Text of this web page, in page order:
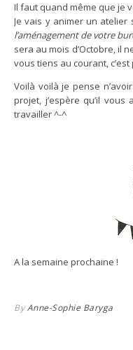
Il faut quand même que je
Je vais y animer un atelier
l’aménagement de votre
sera au mois d’Octobre, il
vous tiens au courant, c’est
Voilà voilà je pense
projet, j’espère qu’il
travailler ^-^
A la semaine prochaine !
ByAnne-Sophie Baryga